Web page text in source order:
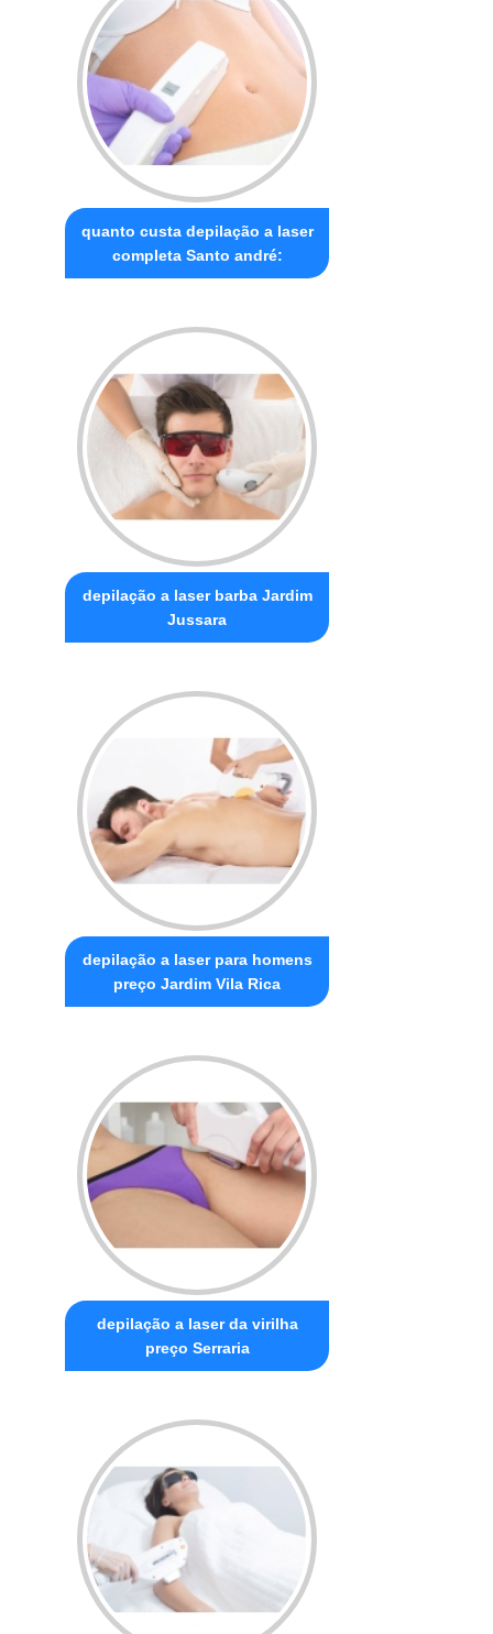
quanto custa depilação a laser
completa Santo andré:
depilação a laser barba Jardim
Jussara
depilação a laser para homens
preço Jardim Vila Rica
depilação a laser da virilha
preço Serraria